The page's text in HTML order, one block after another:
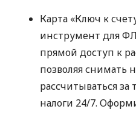
Карта «Ключ к
инструмент для
прямой доступ к
позволяя снимать
рассчитываться
налоги 24/7.